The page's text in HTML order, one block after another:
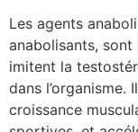
Les agents
anabolisants,
imitent la
dans
croissance